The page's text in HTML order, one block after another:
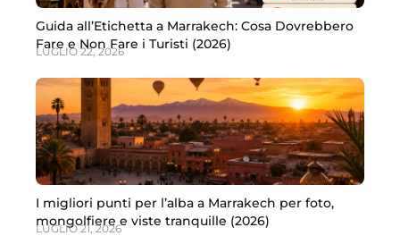
Guida all’Etichetta a Marrakech: Cosa Dovrebbero
Fare e Non Fare i Turisti (2026)
LUGLIO 22, 2026
I migliori punti per l’alba a Marrakech per foto,
mongolfiere e viste tranquille (2026)
LUGLIO 21, 2026